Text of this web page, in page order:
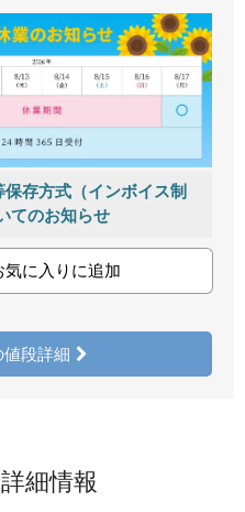
存方式（インボイス制
てのお知らせ
気に入りに追加
段詳細
細情報